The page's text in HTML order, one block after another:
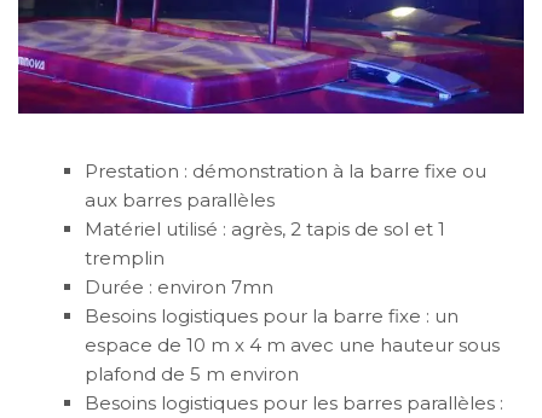
Prestation : démonstration à la barre fixe ou
aux barres parallèles
Matériel utilisé : agrès, 2 tapis de sol et 1
tremplin
Durée : environ 7mn
Besoins logistiques pour la barre fixe : un
espace de 10 m x 4 m avec une hauteur sous
plafond de 5 m environ
Besoins logistiques pour les barres parallèles :